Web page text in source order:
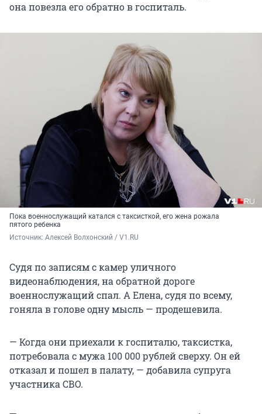
она повезла его обратно в госпиталь.
Пока военнослужащий катался с таксисткой, его жена рожала
пятого ребенка
Источник: Алексей Волхонский / V1.RU
Судя по записям с камер уличного
видеонаблюдения, на обратной дороге
военнослужащий спал. А Елена, судя по всему,
гоняла в голове одну мысль — продешевила.
— Когда они приехали к госпиталю, таксистка,
потребовала с мужа 100 000 рублей сверху. Он ей
отказал и пошел в палату, — добавила супруга
участника СВО.